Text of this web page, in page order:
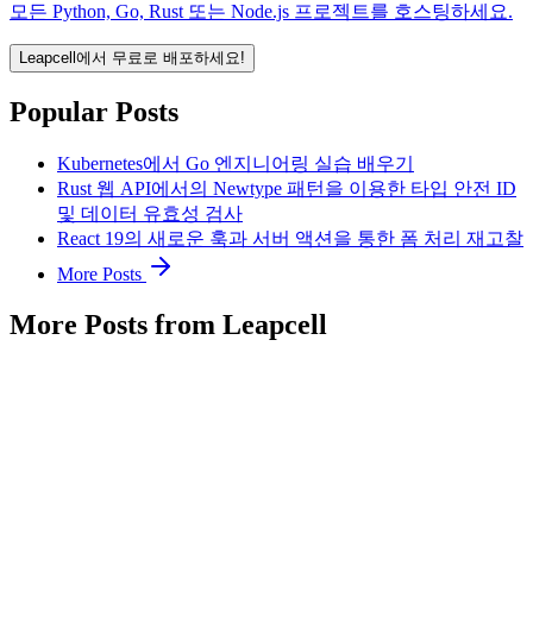
모든 Python, Go, Rust 또는 Node.js 프로젝트를 호스팅하세요.
Leapcell에서 무료로 배포하세요!
Popular Posts
Kubernetes에서 Go 엔지니어링 실습 배우기
Rust 웹 API에서의 Newtype 패턴을 이용한 타입 안전 ID
및 데이터 유효성 검사
React 19의 새로운 훅과 서버 액션을 통한 폼 처리 재고찰
More Posts
More Posts from Leapcell